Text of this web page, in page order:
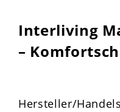
Interliving
–
Hersteller/